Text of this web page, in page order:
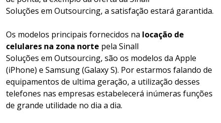
Soluções em Outsourcing, a satisfação estará garantida.
Os modelos principais fornecidos na locação de
celulares na zona norte pela Sinall
Soluções em Outsourcing, são os modelos da Apple
(iPhone) e Samsung (Galaxy S). Por estarmos falando de
equipamentos de ultima geração, a utilização desses
telefones nas empresas estabelecerá inúmeras funções
de grande utilidade no dia a dia.